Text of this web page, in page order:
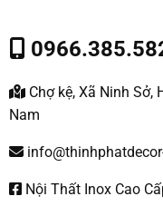
Chợ kệ, Xã Ninh Sở,
Nam
Nội Thất Inox Cao